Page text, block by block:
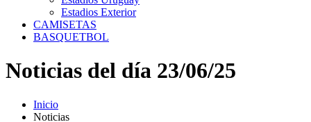
Estadios Exterior
CAMISETAS
BASQUETBOL
Noticias del día 23/06/25
Inicio
Noticias